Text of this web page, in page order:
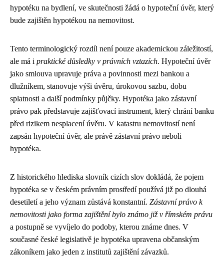
hypotéku na bydlení, ve skutečnosti žádá o hypoteční úvěr, který
bude zajištěn hypotékou na nemovitost.
Tento terminologický rozdíl není pouze akademickou záležitostí,
ale má i praktické důsledky v právních vztazích. Hypoteční úvěr
jako smlouva upravuje práva a povinnosti mezi bankou a
dlužníkem, stanovuje výši úvěru, úrokovou sazbu, dobu
splatnosti a další podmínky půjčky. Hypotéka jako zástavní
právo pak představuje zajišťovací instrument, který chrání banku
před rizikem nesplacení úvěru. V katastru nemovitostí není
zapsán hypoteční úvěr, ale právě zástavní právo neboli
hypotéka.
Z historického hlediska slovník cizích slov dokládá, že pojem
hypotéka se v českém právním prostředí používá již po dlouhá
desetiletí a jeho význam zůstává konstantní. Zástavní právo k
nemovitosti jako forma zajištění bylo známo již v římském právu
a postupně se vyvíjelo do podoby, kterou známe dnes. V
současné české legislativě je hypotéka upravena občanským
zákoníkem jako jeden z institutů zajištění závazků.